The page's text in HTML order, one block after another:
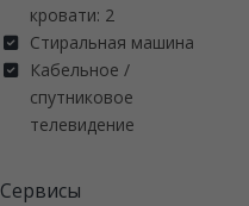
кровати: 2
Стиральная машина
Кабельное /
спутниковое
телевидение
Сервисы